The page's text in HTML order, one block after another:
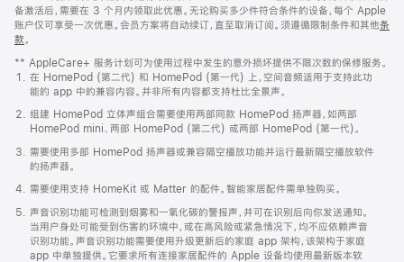
备激活后，需要在 3 个月内领取此优惠。无论购买多少件符合条件的设备，每个 Apple
账户仅可享受一次优惠。会员方案将自动续订，直至取消订阅。须遵循限制条件和其他条
款。
窗
口
中
打
开)
** AppleCare+ 服务计划可为使用过程中发生的意外损坏提供不限次数的保修服务。
在 HomePod (第二代) 和 HomePod (第一代) 上，空间音频适用于支持此功
能的 app 中的兼容内容。并非所有内容都支持杜比全景声。
组建 HomePod 立体声组合需要使用两部同款 HomePod 扬声器，如两部
HomePod mini、两部 HomePod (第二代) 或两部 HomePod (第一代)。
需要使用多部 HomePod 扬声器或兼容隔空播放功能并运行最新隔空播放软件
的扬声器。
需要使用支持 HomeKit 或 Matter 的配件。智能家居配件需单独购买。
声音识别功能可检测到烟雾和一氧化碳的警报声，并可在识别后向你发送通知。
当用户身处可能受到伤害的环境中，或在高风险或紧急情况下，均不应依赖声音
识别功能。声音识别功能需要使用升级更新后的家庭 app 架构，该架构于家庭
app 中单独提供。它要求所有连接家居配件的 Apple 设备均使用最新版本软